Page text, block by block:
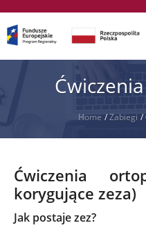
Home /Zabiegi /
Ćwiczenia
korygujące zeza)
Jak postaje zez?